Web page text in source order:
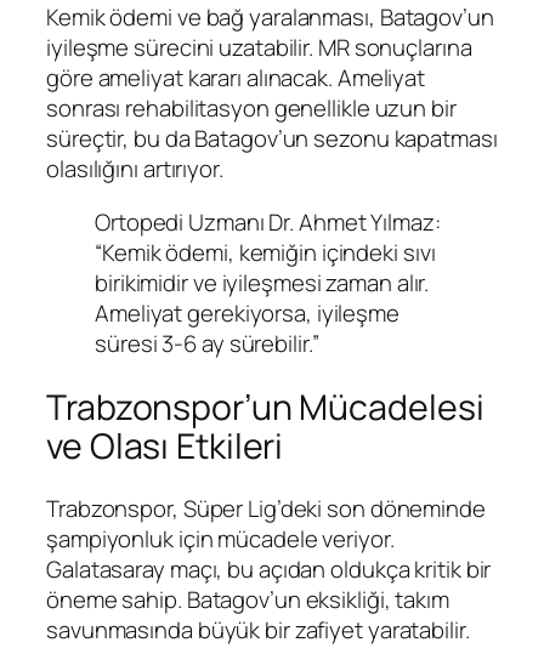
Kemik ödemi ve bağ yaralanması, Batagov’un
iyileşme sürecini uzatabilir. MR sonuçlarına
göre ameliyat kararı alınacak. Ameliyat
sonrası rehabilitasyon genellikle uzun bir
süreçtir, bu da Batagov’un sezonu kapatması
olasılığını artırıyor.
Ortopedi Uzmanı Dr. Ahmet Yılmaz:
“Kemik ödemi, kemiğin içindeki sıvı
birikimidir ve iyileşmesi zaman alır.
Ameliyat gerekiyorsa, iyileşme
süresi 3-6 ay sürebilir.”
Trabzonspor’un Mücadelesi
ve Olası Etkileri
Trabzonspor, Süper Lig’deki son döneminde
şampiyonluk için mücadele veriyor.
Galatasaray maçı, bu açıdan oldukça kritik bir
öneme sahip. Batagov’un eksikliği, takım
savunmasında büyük bir zafiyet yaratabilir.